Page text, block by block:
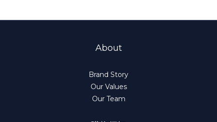
About
Brand Story
Our Values
Our Team